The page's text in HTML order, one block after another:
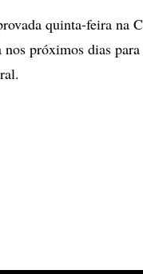
quinta-feira na
nos próximos dias